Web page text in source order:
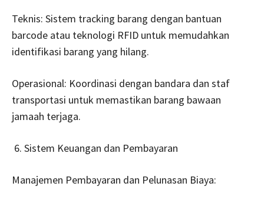
Teknis: Sistem tracking barang dengan bantuan
barcode atau teknologi RFID untuk memudahkan
identifikasi barang yang hilang.
Operasional: Koordinasi dengan bandara dan staf
transportasi untuk memastikan barang bawaan
jamaah terjaga.
Sistem Keuangan dan Pembayaran
Manajemen Pembayaran dan Pelunasan Biaya: